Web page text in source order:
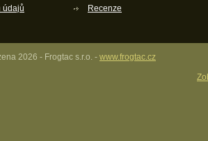
údajů
Recenze
2026 - Frogtac s.r.o. - www.frogtac.cz